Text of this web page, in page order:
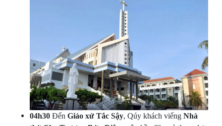
04h30 Đến Giáo xứ Tắc Sậy, Qúy khách viếng Nhà